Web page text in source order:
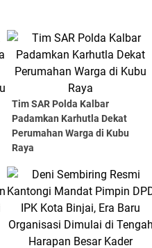
Tim SAR Polda Kalbar
Padamkan Karhutla Dekat
Perumahan Warga di Kubu
Raya